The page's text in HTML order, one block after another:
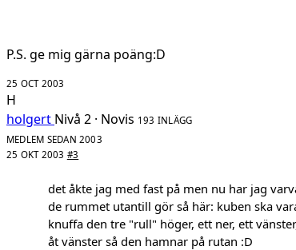
P.S. ge mig gärna poäng:D
25 OCT 2003
H
holgert Nivå 2 · Novis 193 INLÄGG
MEDLEM SEDAN 2003
25 OKT 2003 #3
det åkte jag med fast på men nu har jag
de rummet utantill gör så här: kuben ska
knuffa den tre "rull" höger, ett ner, ett
åt vänster så den hamnar på rutan :D